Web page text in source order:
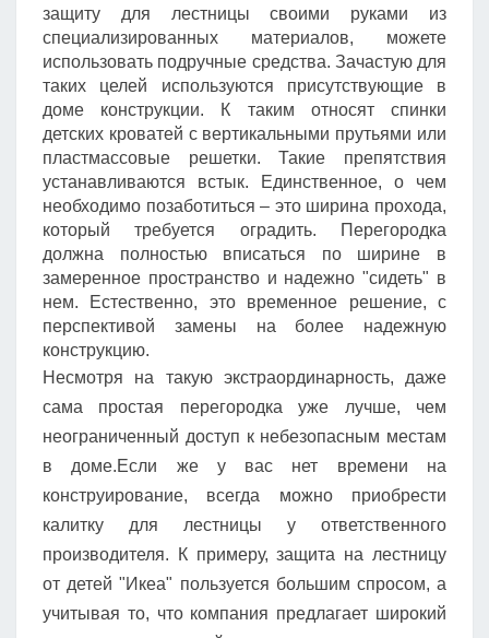
защиту для лестницы своими руками из
специализированных материалов, можете
использовать подручные средства. Зачастую для
таких целей используются присутствующие в
доме конструкции. К таким относят спинки
детских кроватей с вертикальными прутьями или
пластмассовые решетки. Такие препятствия
устанавливаются встык. Единственное, о чем
необходимо позаботиться – это ширина прохода,
который требуется оградить. Перегородка
должна полностью вписаться по ширине в
замеренное пространство и надежно "сидеть" в
нем. Естественно, это временное решение, с
перспективой замены на более надежную
конструкцию.
Несмотря на такую экстраординарность, даже
сама простая перегородка уже лучше, чем
неограниченный доступ к небезопасным местам
в доме.Если же у вас нет времени на
конструирование, всегда можно приобрести
калитку для лестницы у ответственного
производителя. К примеру, защита на лестницу
от детей "Икеа" пользуется большим спросом, а
учитывая то, что компания предлагает широкий